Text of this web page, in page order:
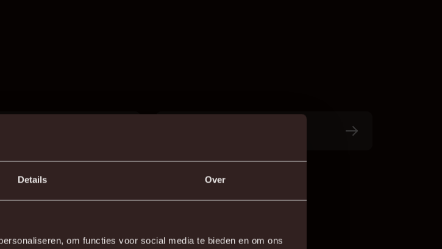
Details Over
om functies voor social media te bieden en om ons
op socials